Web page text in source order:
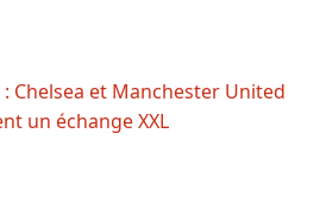
Chelsea et Manchester United
un échange XXL